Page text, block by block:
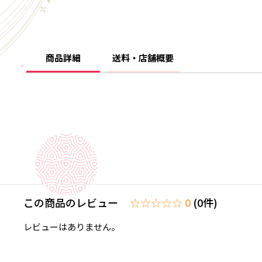
商品詳細 送料・店舗概要
この商品のレビュー ☆☆☆☆☆ 0 (0件)
レビューはありません。